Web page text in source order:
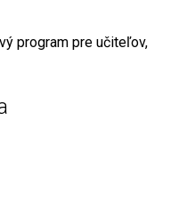
program pre učiteľov,